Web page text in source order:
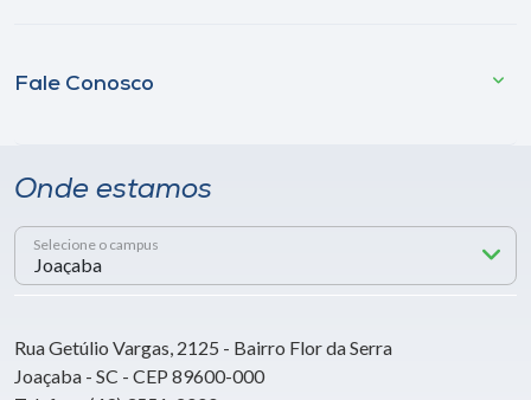
Fale Conosco
Onde estamos
Selecione o campus
Rua Getúlio Vargas, 2125 - Bairro Flor da Serra
Joaçaba - SC - CEP 89600-000